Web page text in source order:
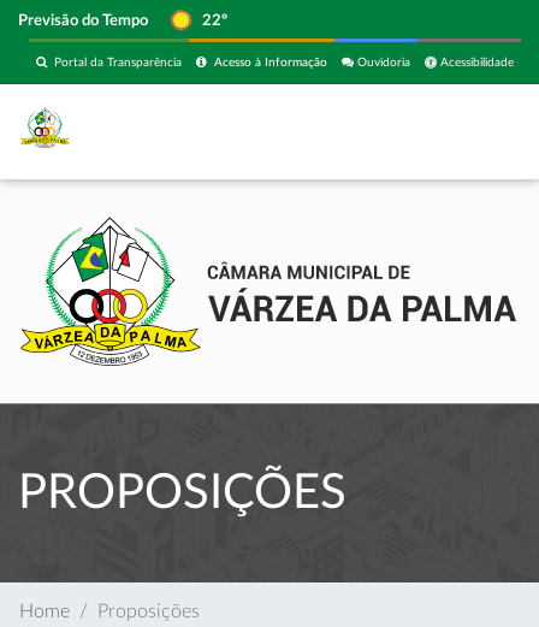
Previsão do Tempo 22º
Acessibilidade
Ouvidoria
Acesso à Informação
Portal da Transparência
PROPOSIÇÕES
Home Proposições